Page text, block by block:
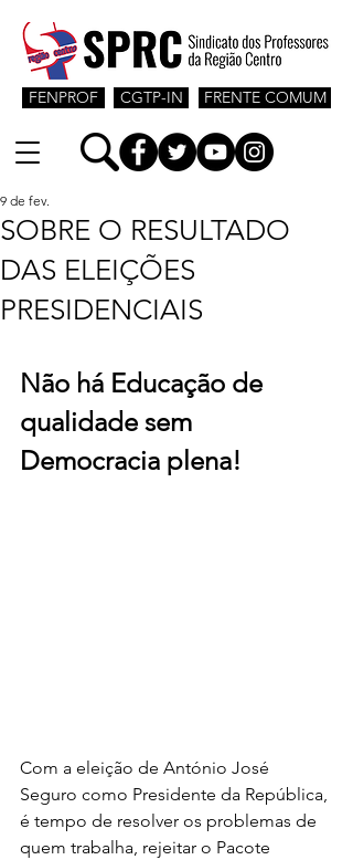
CGTP-IN
FENPROF FRENTE COMUM
SOBRE O RESULTADO
DAS ELEIÇÕES
PRESIDENCIAIS
9 de fev.
Não há Educação de
qualidade sem
Democracia plena!
Com a eleição de António José
Seguro como Presidente da República,
é tempo de resolver os problemas de
quem trabalha, rejeitar o Pacote